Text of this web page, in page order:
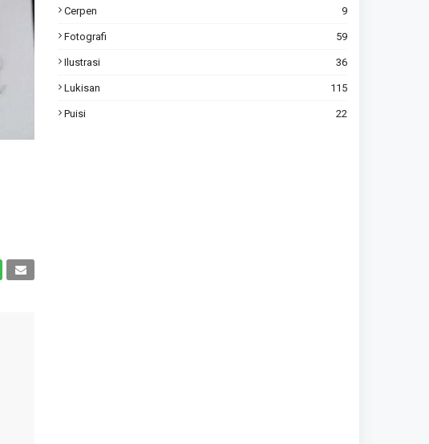
Cerpen 9
Fotografi 59
Ilustrasi 36
Lukisan 115
Puisi 22